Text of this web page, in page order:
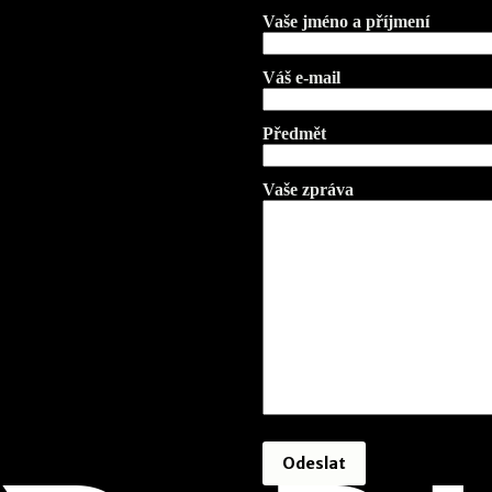
Vaše jméno a příjmení
Váš e-mail
Předmět
Vaše zpráva